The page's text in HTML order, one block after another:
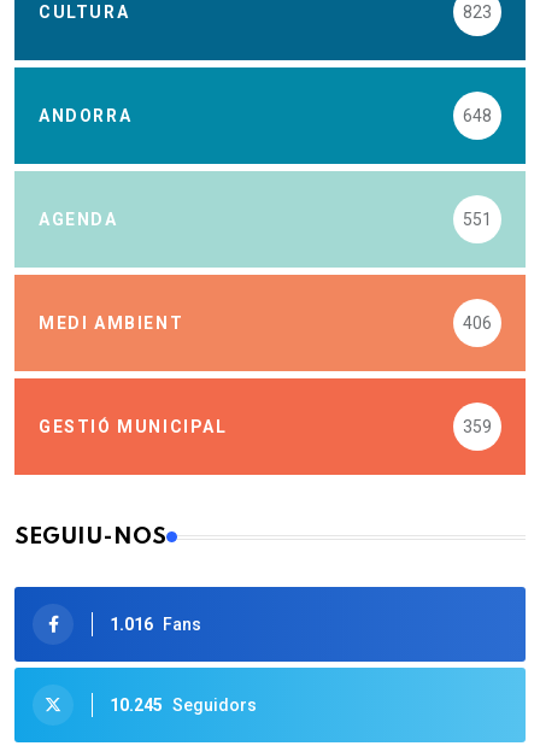
CULTURA 823
ANDORRA 648
AGENDA 551
MEDI AMBIENT 406
GESTIÓ MUNICIPAL 359
SEGUIU-NOS
1.016 Fans
10.245 Seguidors